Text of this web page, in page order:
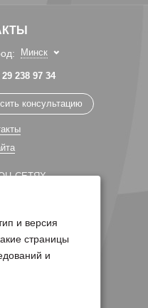
Минск
238 97 34
консультацию
СЕТЯХ
и версия
страницы
и
сайта